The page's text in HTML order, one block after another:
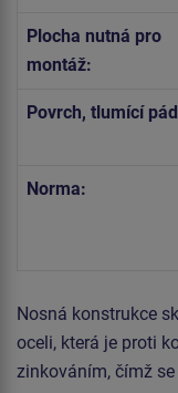
Plocha nutná pro
montáž:
Povrch, tlumící
Norma:
Nosná konstrukce
oceli, která je proti
zinkováním, čímž